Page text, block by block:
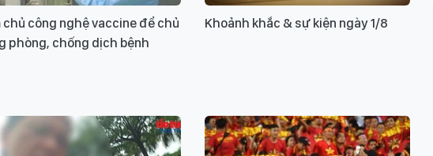
chủ công nghệ vaccine để chủ
phòng, chống dịch bệnh
Khoảnh khắc & sự kiện ngày 1/8